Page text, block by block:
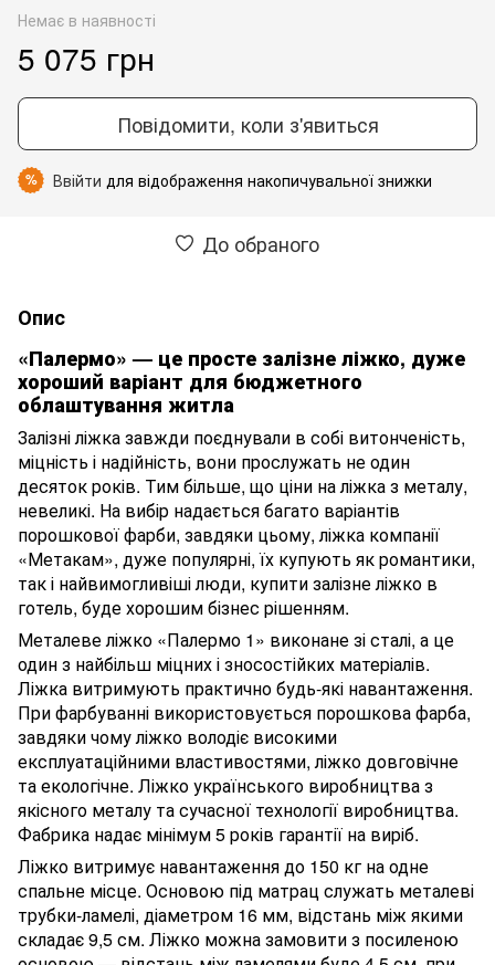
Немає в наявності
5 075 грн
Повідомити, коли з'явиться
% Ввійти для відображення накопичувальної знижки
До обраного
Опис
«Палермо» — це просте залізне ліжко, дуже
хороший варіант для бюджетного
облаштування житла
Залізні ліжка завжди поєднували в собі витонченість,
міцність і надійність, вони прослужать не один
десяток років. Тим більше, що ціни на ліжка з металу,
невеликі. На вибір надається багато варіантів
порошкової фарби, завдяки цьому, ліжка компанії
«Метакам», дуже популярні, їх купують як романтики,
так і найвимогливіші люди, купити залізне ліжко в
готель, буде хорошим бізнес рішенням.
Металеве ліжко «Палермо 1» виконане зі сталі, а це
один з найбільш міцних і зносостійких матеріалів.
Ліжка витримують практично будь-які навантаження.
При фарбуванні використовується порошкова фарба,
завдяки чому ліжко володіє високими
експлуатаційними властивостями, ліжко довговічне
та екологічне. Ліжко українського виробництва з
якісного металу та сучасної технології виробництва.
Фабрика надає мінімум 5 років гарантії на виріб.
Ліжко витримує навантаження до 150 кг на одне
спальне місце. Основою під матрац служать металеві
трубки-ламелі, діаметром 16 мм, відстань між якими
складає 9,5 см. Ліжко можна замовити з посиленою